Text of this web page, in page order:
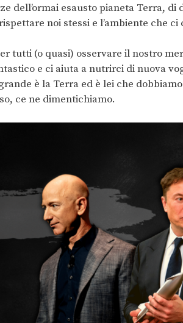
dell’ormai esausto pianeta Terra, di
noi stessi e l’ambiente che
tutti (o quasi) osservare il nostro
e ci aiuta a nutrirci di nuova
è la Terra ed è lei che
ce ne dimentichiamo.